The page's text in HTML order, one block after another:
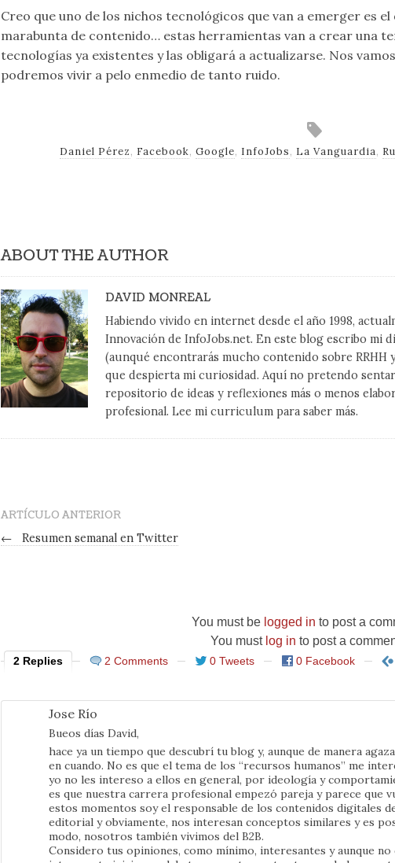
Creo que uno de los nichos tecnológicos que van a emerger es
marabunta de contenido… estas herramientas van a crear una
tecnologías ya existentes y las obligará a actualizarse. Nos
podremos vivir a pelo enmedio de tanto ruido.
Daniel Pérez, Facebook, Google, InfoJobs, La Vanguardia,
ABOUT THE AUTHOR
DAVID MONREAL
Habiendo vivido en internet desde el año 1998,
Innovación de InfoJobs.net. En este blog escribo mi
(aunqué encontrarás mucho contenido sobre
que despierta mi curiosidad. Aquí no pretendo
repositorio de ideas y reflexiones más o menos
profesional. Lee mi curriculum para saber más.
ARTÍCULO ANTERIOR
←
Resumen semanal en Twitter
You must be logged in to post a
You must log in to post a
2 Replies 2 Comments 0 Tweets 0 Facebook
Jose Río
Bueos días David,
hace ya un tiempo que descubrí tu blog y, aunque de manera
en cuando. No es que el tema de los “recursos humanos” me
yo no les intereso a ellos en general, por ideología y
es que nuestra carrera profesional empezó pareja y parece que
estos momentos soy el responsable de los contenidos digitales
editorial y obviamente, nos interesan conceptos similares y es
modo, nosotros también vivimos del B2B.
Considero tus opiniones, como mínimo, interesantes y aunque